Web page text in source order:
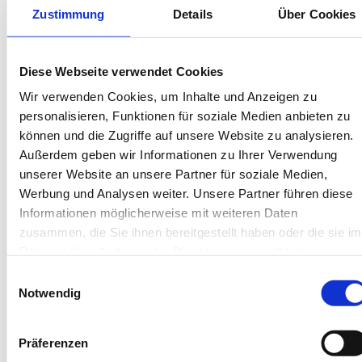
Zustimmung Details Über Cookies
Diese Webseite verwendet Cookies
Wir verwenden Cookies, um Inhalte und Anzeigen zu
personalisieren, Funktionen für soziale Medien anbieten zu
können und die Zugriffe auf unsere Website zu analysieren.
Außerdem geben wir Informationen zu Ihrer Verwendung
unserer Website an unsere Partner für soziale Medien,
Werbung und Analysen weiter. Unsere Partner führen diese
Informationen möglicherweise mit weiteren Daten
zusammen, die Sie ihnen bereitgestellt haben oder die sie im
Notwendig
Präferenzen
Wäschepakete inklusive
Gäste-App mit digitalen Bonusprogrammen
Rottumerstr. 4, 26757 Borkum
Objekt-Nr.: 4630001
Diese Unterkunft teilen:
Ihnen auch gefallen